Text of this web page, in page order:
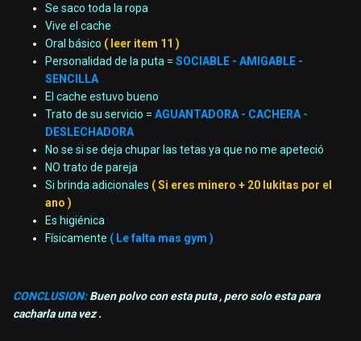
Se saco toda la ropa
Vive el cache
Oral básico ( leer item 11 )
Personalidad de la puta = SOCIABLE - AMIGABLE -
SENCILLA
El cache estuvo bueno
Trato de su servicio = AGUANTADORA - CACHERA -
DESLECHADORA
No se si se deja chupar las tetas ya que no me apeteció
NO trato de pareja
Si brinda adicionales ( Si eres minero + 20 lukitas por el
ano )
Es higiénica
Físicamente ( Le falta mas gym )
CONCLUSION:Buen polvo con esta puta , pero solo esta para
cacharla una vez .